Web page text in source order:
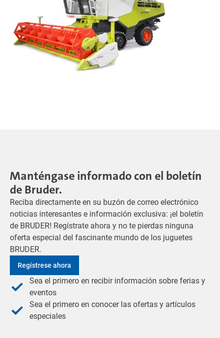
Manténgase informado con el boletín
de Bruder.
Reciba directamente en su buzón de correo electrónico
noticias interesantes e información exclusiva: ¡el boletín
de BRUDER! Regístrate ahora y no te pierdas ninguna
oferta especial del fascinante mundo de los juguetes
BRUDER.
Regístrese ahora
Sea el primero en recibir información sobre ferias y
eventos
Sea el primero en conocer las ofertas y artículos
especiales